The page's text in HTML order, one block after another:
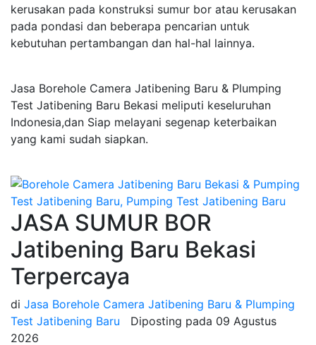
kerusakan pada konstruksi sumur bor atau kerusakan
pada pondasi dan beberapa pencarian untuk
kebutuhan pertambangan dan hal-hal lainnya.
Jasa Borehole Camera Jatibening Baru & Plumping
Test Jatibening Baru Bekasi meliputi keseluruhan
Indonesia,dan Siap melayani segenap keterbaikan
yang kami sudah siapkan.
JASA SUMUR BOR
Jatibening Baru Bekasi
Terpercaya
di Jasa Borehole Camera Jatibening Baru & Plumping
Test Jatibening Baru
Diposting pada 09 Agustus
2026